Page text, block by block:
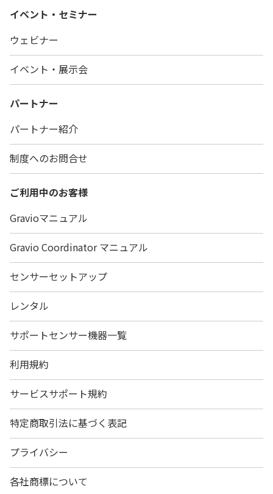
イベント・セミナー
ウェビナー
イベント・展示会
パートナー
パートナー紹介
制度へのお問合せ
ご利用中のお客様
Gravioマニュアル
Gravio Coordinator マニュアル
センサーセットアップ
レンタル
サポートセンサー機器一覧
利用規約
サービスサポート規約
特定商取引法に基づく表記
プライバシー
各社商標について